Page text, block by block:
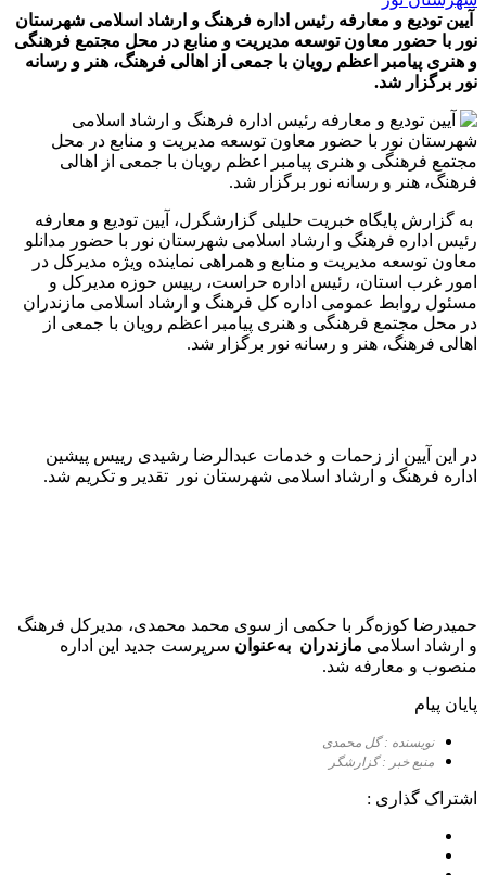
آیین تودیع و معارفه رئیس اداره فرهنگ و ارشاد اسلامی شهرستان
نور با حضور معاون توسعه مدیریت و منابع در محل مجتمع فرهنگی
و هنری پیامبر اعظم رویان با جمعی از اهالی فرهنگ، هنر و رسانه
نور برگزار شد.
به گزارش پایگاه خبریت حلیلی گزارشگرل، آیین تودیع و معارفه
رئیس اداره فرهنگ و ارشاد اسلامی شهرستان نور با حضور مدانلو
معاون توسعه مدیریت و منابع و همراهی نماینده ویژه مدیرکل در
امور غرب استان، رئیس اداره حراست، رییس حوزه مدیرکل و
مسئول روابط عمومی اداره کل فرهنگ و ارشاد اسلامی مازندران
در محل مجتمع فرهنگی و هنری پیامبر اعظم رویان با جمعی از
اهالی فرهنگ، هنر و رسانه نور برگزار شد.
در این آیین از زحمات و خدمات عبدالرضا رشیدی رییس پیشین
اداره فرهنگ و ارشاد اسلامی شهرستان نور تقدیر و تکریم شد.
حمیدرضا کوزه‌گر با حکمی از سوی محمد محمدی، مديركل فرهنگ
و ارشاد اسلامی مازندران به‌عنوان سرپرست جدید این اداره
منصوب و معارفه شد.
پایان پیام
نویسنده : گل محمدی
منبع خبر : گزارشگر
اشتراک گذاری :